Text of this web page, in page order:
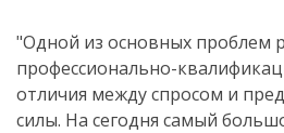
"Одной из основных проблем
профессионально-
отличия между спросом и
силы. На сегодня самый